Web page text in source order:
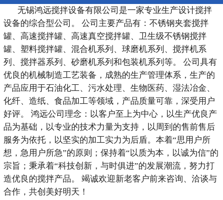
无锡鸿远搅拌设备有限公司是一家专业生产设计搅拌
设备的综合型公司。 公司主要产品有：不锈钢夹套搅拌
罐、高速搅拌罐、高速真空搅拌罐、卫生级不锈钢搅拌
罐、塑料搅拌罐、混合机系列、球磨机系列、搅拌机系
列、搅拌器系列、砂磨机系列和包装机系列等。 公司具有
优良的机械制造工艺装备，成熟的生产管理体系，生产的
产品应用于石油化工、污水处理、生物医药、湿法冶金、
化纤、造纸、食品加工等领域，产品质量可靠，深受用户
好评。 鸿远公司理念：以客户至上为中心，以生产优良产
品为基础，以专业的技术力量为支持，以周到的售前售后
服务为依托，以坚实的加工实力为后盾。本着“思用户所
想，急用户所急”的原则；保持着“以质为本，以诚为信”的
宗旨；秉承着“科技创新，与时俱进”的发展潮流，努力打
造优良的搅拌产品。 竭诚欢迎新老客户前来咨询、洽谈与
合作，共创美好明天！